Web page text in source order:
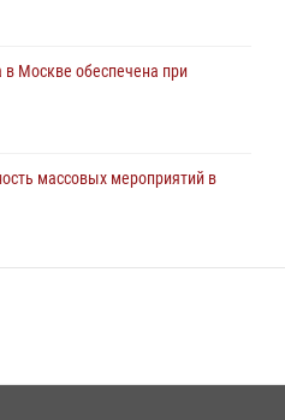
в Москве обеспечена при
массовых мероприятий в